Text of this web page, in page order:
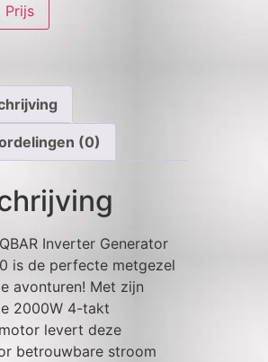
Prijs
(0)
Inverter Generator
is de perfecte metgezel
avonturen! Met zijn
2000W 4-takt
levert deze
betrouwbare stroom